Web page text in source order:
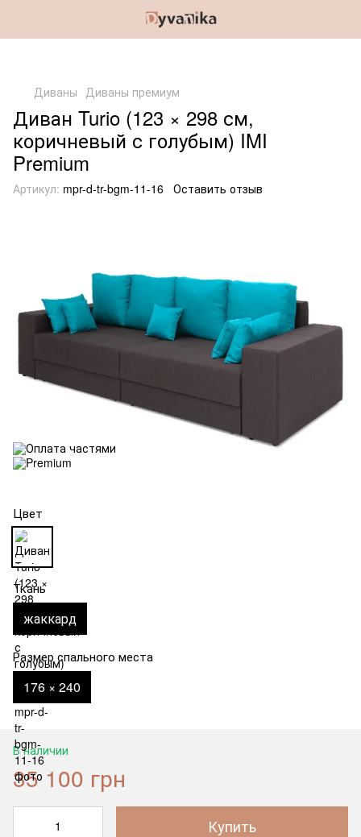
Диваны Диваны премиум
Диван Turio (123 × 298 см,
коричневый с голубым) IMI
Premium
Артикул: mpr-d-tr-bgm-11-16 Оставить отзыв
Цвет
Ткань
жаккард
Размер спального места
176 × 240
В наличии
35 100 грн
Купить